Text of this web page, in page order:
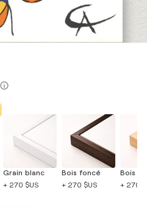
Grain blanc
+ 270 $US
Bois foncé
+ 270 $US
Bois
+ 270